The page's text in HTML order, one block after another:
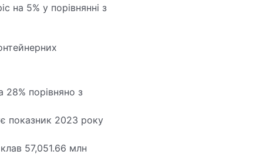
на 5% у порівнянні з
28% порівняно з
показник 2023 року
57,051.66 млн